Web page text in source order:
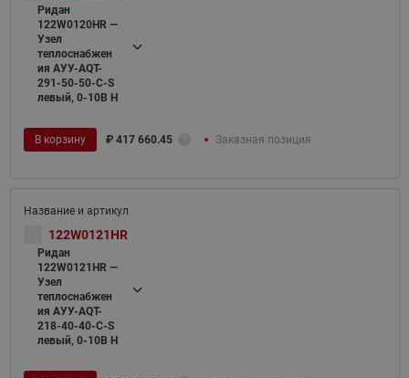
Ридан
122W0120HR —
Узел
теплоснабжен
ия АУУ-AQT-
291-50-50-C-S
левый, 0-10В H
В корзину ₽ 417 660.45 Заказная позиция
122W0121HR
Ридан
122W0121HR —
Узел
теплоснабжен
ия АУУ-AQT-
218-40-40-C-S
левый, 0-10В H